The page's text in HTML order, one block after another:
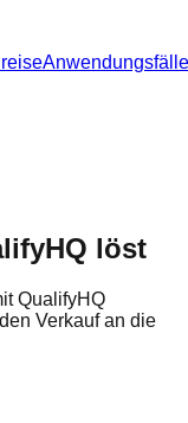
Anwendungsfälle
löst
QualifyHQ
Verkauf an die